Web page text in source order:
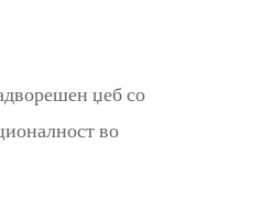
џеб со
во